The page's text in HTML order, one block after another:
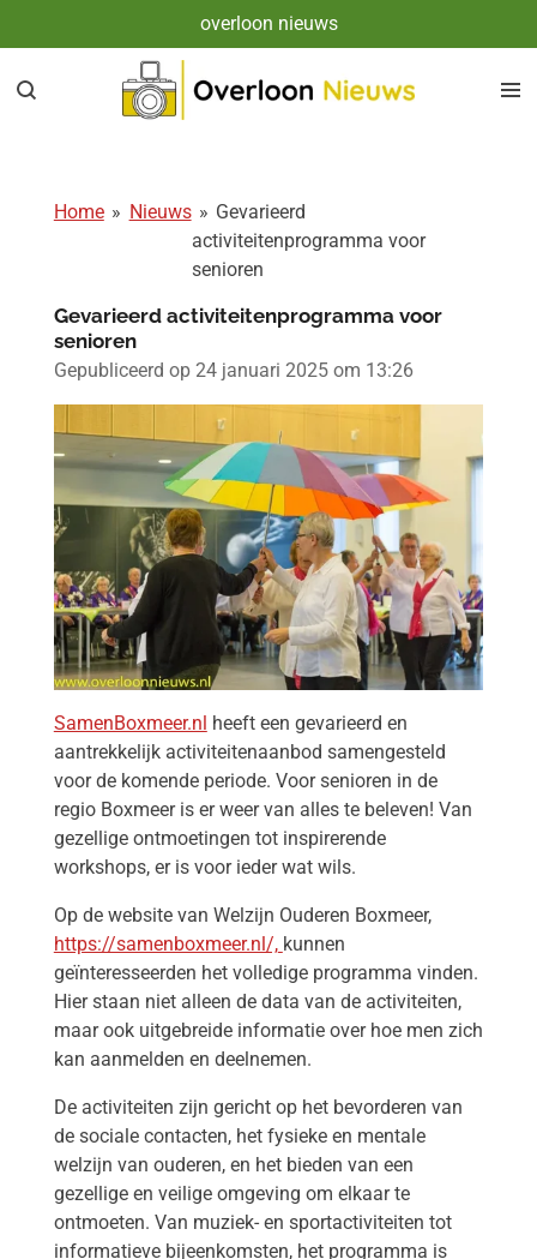
direct
naar
overloon nieuws
Home » Nieuws » Gevarieerd
activiteitenprogramma voor
senioren
Gevarieerd activiteitenprogramma voor
senioren
Gepubliceerd op 24 januari 2025 om 13:26
SamenBoxmeer.nl heeft een gevarieerd en
aantrekkelijk activiteitenaanbod samengesteld
voor de komende periode. Voor senioren in de
regio Boxmeer is er weer van alles te beleven! Van
gezellige ontmoetingen tot inspirerende
workshops, er is voor ieder wat wils.
Op de website van Welzijn Ouderen Boxmeer,
https://samenboxmeer.nl/, kunnen
geïnteresseerden het volledige programma vinden.
Hier staan niet alleen de data van de activiteiten,
maar ook uitgebreide informatie over hoe men zich
kan aanmelden en deelnemen.
De activiteiten zijn gericht op het bevorderen van
de sociale contacten, het fysieke en mentale
welzijn van ouderen, en het bieden van een
gezellige en veilige omgeving om elkaar te
ontmoeten. Van muziek- en sportactiviteiten tot
informatieve bijeenkomsten, het programma is